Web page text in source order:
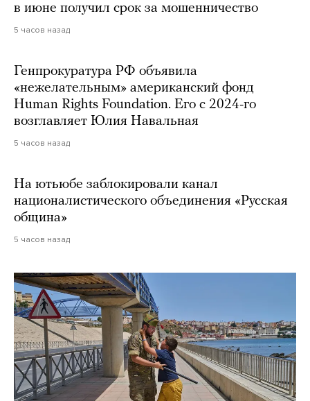
в июне получил срок за мошенничество
5 часов назад
Генпрокуратура РФ объявила
«нежелательным» американский фонд
Human Rights Foundation. Его с 2024-го
возглавляет Юлия Навальная
5 часов назад
На ютьюбе заблокировали канал
националистического объединения «Русская
община»
5 часов назад